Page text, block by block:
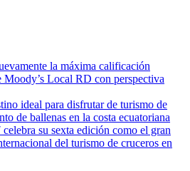
la máxima calificación
Local RD con perspectiva
ideal para disfrutar de turismo de
de ballenas en la costa ecuatoriana
su sexta edición como el gran
del turismo de cruceros en